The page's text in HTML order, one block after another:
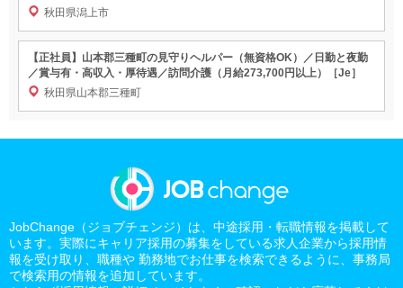
秋田県潟上市
【正社員】山本郡三種町の見守りヘルパー（無資格OK）／日勤と夜勤
／賞与有・高収入・厚待遇／訪問介護（月給273,700円以上）［Je］
秋田県山本郡三種町
JobChange（ジョブチェンジ）は、中途採用・転職情報を掲載して
います。実際にキャリア採用の募集をしている求人企業から採用情
報を受け取り、職種や 勤務地でお仕事を検索できるように、事務局
で検索用の情報を追加しています。